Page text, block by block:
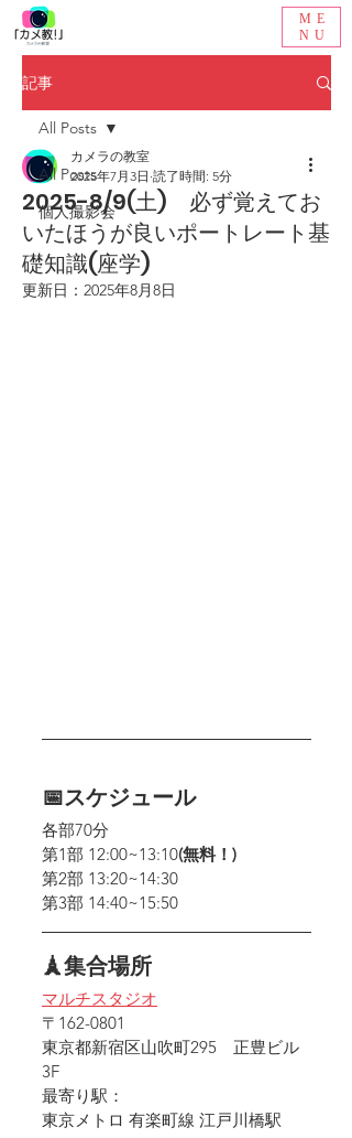
ME
NU
記事
All Posts
個人撮影会
All Posts
2025-8/9(土) 必ず覚えてお
いたほうが良いポートレート基
礎知識(座学)
カメラの教室
2025年7月3日 読了時間: 5分
更新日： 2025年8月8日
📅スケジュール
各部70分
第1部 12:00~13:10(無料！)
第2部 13:20~14:30
第3部 14:40~15:50
🗼集合場所
マルチスタジオ
〒162-0801
東京都新宿区山吹町295　正豊ビル
3F
最寄り駅：
東京メトロ 有楽町線 江戸川橋駅